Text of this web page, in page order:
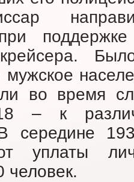
крейсера.
мужское
во время
– к
середине
уплаты
человек.